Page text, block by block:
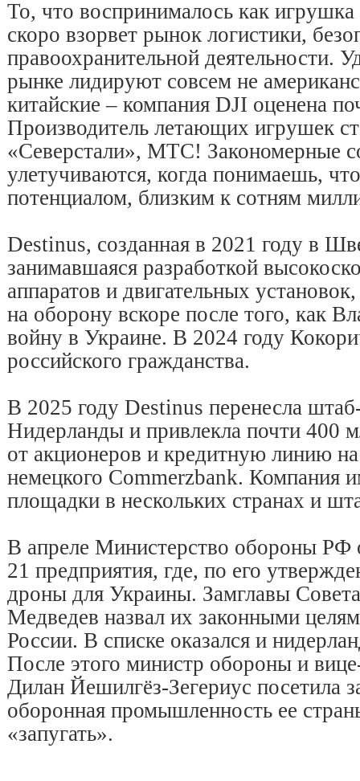
То, что воспринималось как
скоро взорвет рынок логистики,
правоохранительной деятельности.
рынке лидируют совсем не
китайские – компания DJI оценена
Производитель летающих игрушек
«Северстали», МТС! Закономерные
улетучиваются, когда понимаешь,
потенциалом, близким к сотням
Destinus, созданная в 2021 году в
занимавшаяся разработкой
аппаратов и двигательных
на оборону вскоре после того, как
войну в Украине. В 2024 году
российского гражданства.
В 2025 году Destinus перенесла
Нидерланды и привлекла почти 400
от акционеров и кредитную линию
немецкого Commerzbank. Компания
площадки в нескольких странах и
В апреле Министерство обороны РФ
21 предприятия, где, по его
дроны для Украины. Замглавы
Медведев назвал их законными
России. В списке оказался и
После этого министр обороны и
Дилан Йешилгёз-Зегериус посетила
оборонная промышленность ее
«запугать».